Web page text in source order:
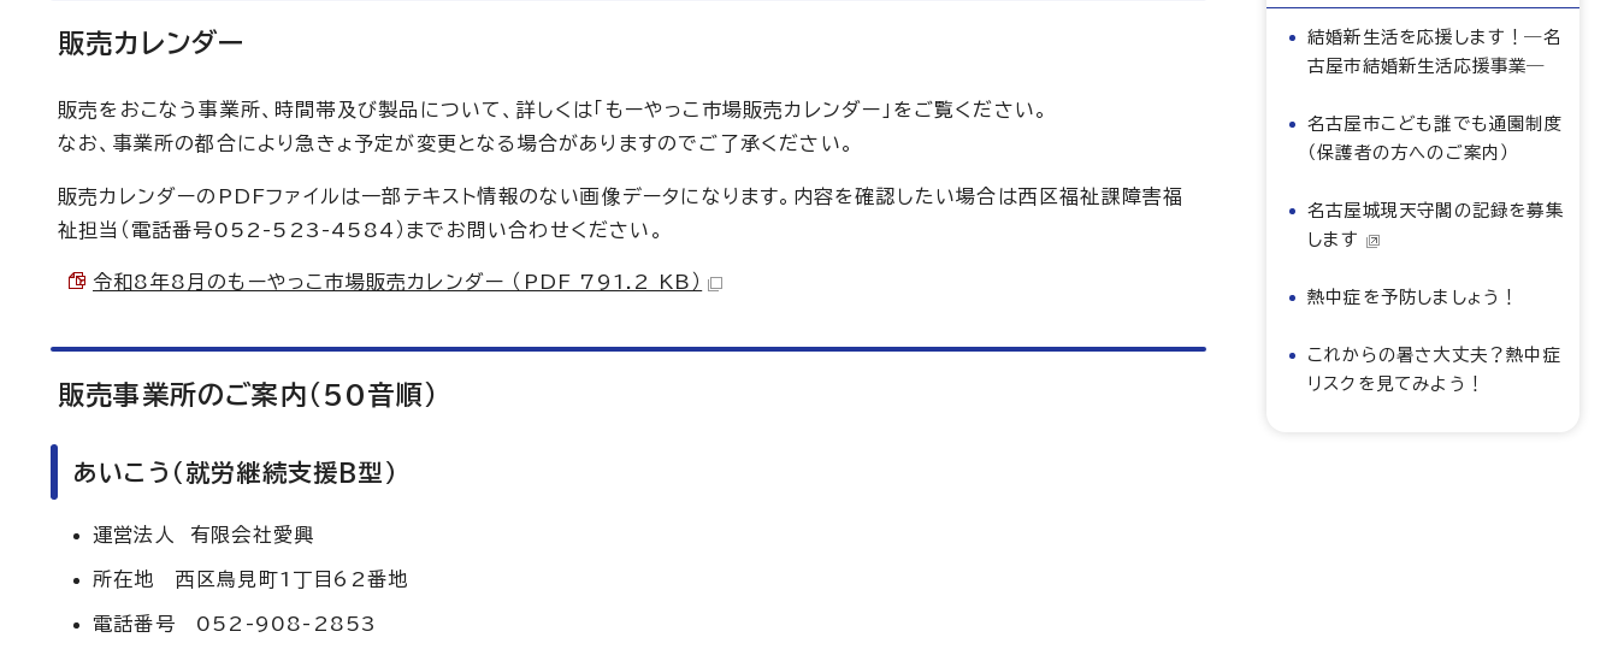
販売カレンダー
販売をおこなう事業所、時間帯及び製品について、詳しくは「もーやっこ市場販売カレンダー」をご覧ください。
なお、事業所の都合により急きょ予定が変更となる場合がありますのでご了承ください。
販売カレンダーのPDFファイルは一部テキスト情報のない画像データになります。内容を確認したい場合は西区福祉課障害福
祉担当（電話番号052-523-4584）までお問い合わせください。
令和8年8月のもーやっこ市場販売カレンダー （PDF 791.2 KB）
販売事業所のご案内（50音順）
あいこう（就労継続支援B型）
運営法人 有限会社愛興
所在地 西区鳥見町1丁目62番地
電話番号 052-908-2853
結婚新生活を応援します！―名
古屋市結婚新生活応援事業―
名古屋市こども誰でも通園制度
（保護者の方へのご案内）
名古屋城現天守閣の記録を募集
します
熱中症を予防しましょう！
これからの暑さ大丈夫？熱中症
リスクを見てみよう！